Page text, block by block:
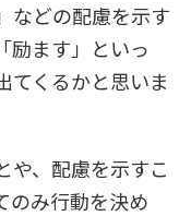
などの配慮を示す
励ます」といっ
てくるかと思いま
や、配慮を示すこ
のみ行動を決め